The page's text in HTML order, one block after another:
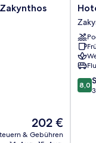
Der
Preis
202 €
& Gebühren
Strada
8.0
von
8,0